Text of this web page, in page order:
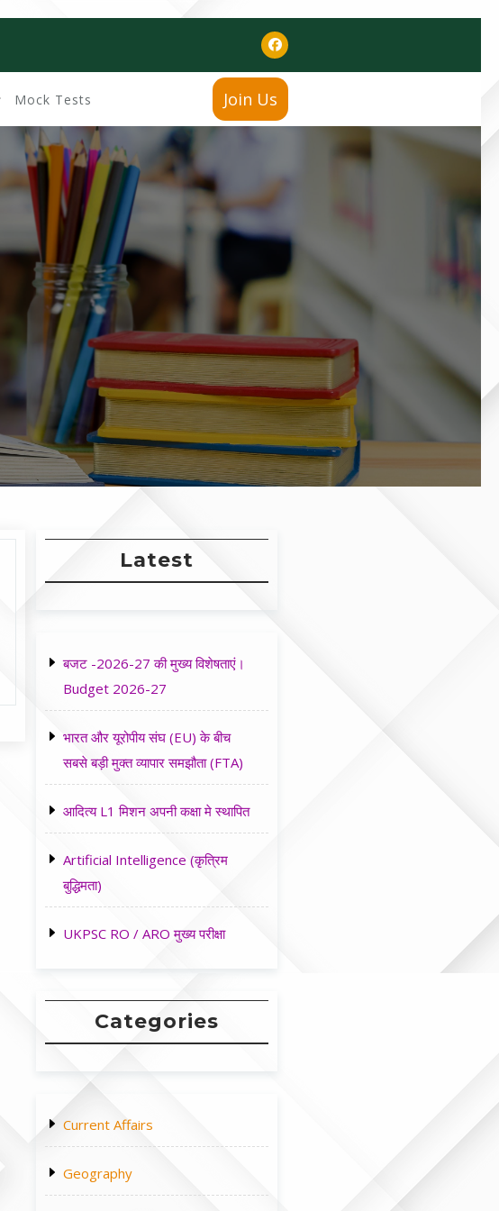
Mock Tests Join Us
Latest
बजट -2026-27 की मुख्य विशेषताएं।
Budget 2026-27
भारत और यूरोपीय संघ (EU) के बीच
सबसे बड़ी मुक्त व्यापार समझौता (FTA)
आदित्य L1 मिशन अपनी कक्षा मे स्थापित
Artificial Intelligence (कृत्रिम
बुद्धिमता)
UKPSC RO / ARO मुख्य परीक्षा
Categories
Current Affairs
Geography